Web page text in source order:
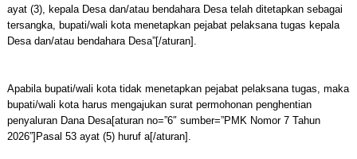
ayat (3), kepala Desa dan/atau bendahara Desa telah ditetapkan sebagai
tersangka, bupati/wali kota menetapkan pejabat pelaksana tugas kepala
Desa dan/atau bendahara Desa”[/aturan].
Apabila bupati/wali kota tidak menetapkan pejabat pelaksana tugas, maka
bupati/wali kota harus mengajukan surat permohonan penghentian
penyaluran Dana Desa[aturan no=”6″ sumber=”PMK Nomor 7 Tahun
2026”]Pasal 53 ayat (5) huruf a[/aturan].